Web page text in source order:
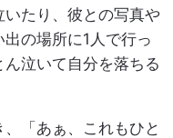
たり、彼との写真や
の場所に1人で行っ
泣いて自分を落ちる
「あぁ、これもひと